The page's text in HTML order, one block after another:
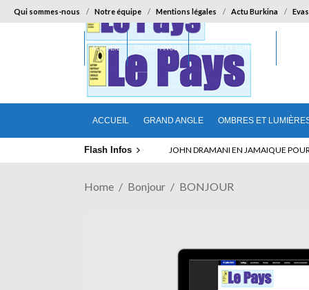
Qui sommes-nous Notre équipe Mentions légales Actu Burkina
ACCUEIL GRAND ANGLE OMBRES ET
ACCUEIL GRAND ANGLE OMBRES ET LUMIÈRES
Flash Infos ABSENCE PROLONGEE DE PAUL
Home Bonjour BONJOUR